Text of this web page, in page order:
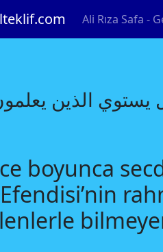
Ali Rıza Safa -
يستوي الذين
boyunca